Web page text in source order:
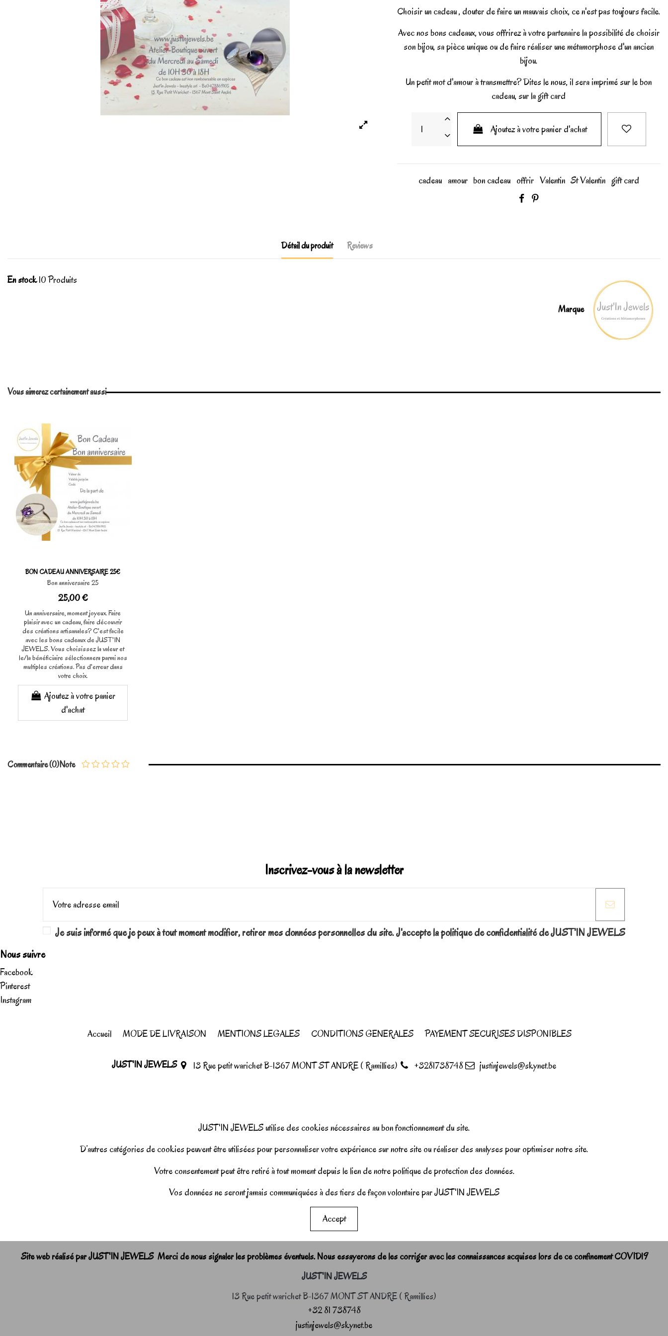
Choisir un cadeau , douter de faire un mauvais choix, ce n'est pas toujours facile.
Avec nos bons cadeaux, vous offrirez à votre partenaire la possibilité de choisir
son bijou, sa pièce unique ou de faire réaliser une métamorphose d'un ancien
bijou.
Un petit mot d'amour à transmettre? Dites le nous, il sera imprimé sur le bon
cadeau, sur la gift card
Ajoutez à votre panier d'achat
cadeau amour bon cadeau offrir Valentin St Valentin gift card
Détail du produit Reviews
Marque
En stock 10 Produits
Vous aimerez certainement aussi
BON CADEAU ANNIVERSAIRE 25€
Bon anniversaire 25
25,00 €
Un anniversaire, moment joyeux. Faire
plaisir avec un cadeau, faire découvrir
des créations artisanales? C'est facile
avec les bons cadeaux de JUST'IN
JEWELS. Vous choisissez la valeur et
le/la bénéficiaire sélectionnera parmi nos
multiples créations. Pas d'erreur dans
votre choix.
Ajoutez à votre panier
d'achat
Note
Commentaire (0)
Inscrivez-vous à la newsletter
Je suis informé que je peux à tout moment modifier, retirer mes données personnelles du site. J'accepte la politique de confidentialité de JUST'IN JEWELS
Nous suivre
Facebook
Pinterest
Instagram
Accueil MODE DE LIVRAISON MENTIONS LEGALES CONDITIONS GENERALES PAYEMENT SECURISES DISPONIBLES
JUST'IN JEWELS 13 Rue petit warichet B-1367 MONT ST ANDRE ( Ramillies) +3281738748 justinjewels@skynet.be
JUST'IN JEWELS utilise des cookies nécessaires au bon fonctionnement du site.
D’autres catégories de cookies peuvent être utilisées pour personnaliser votre expérience sur notre site ou réaliser des analyses pour optimiser notre site.
Votre consentement peut être retiré à tout moment depuis le lien de notre politique de protection des données.
Vos données ne seront jamais communiquées à des tiers de façon volontaire par JUST'IN JEWELS
Accept
Site web réalisé par JUST'IN JEWELS Merci de nous signaler les problèmes éventuels. Nous essayerons de les corriger avec les connaissances acquises lors de ce confinement COVID19
JUST'IN JEWELS
13 Rue petit warichet B-1367 MONT ST ANDRE ( Ramillies)
+32 81 738748
justinjewels@skynet.be